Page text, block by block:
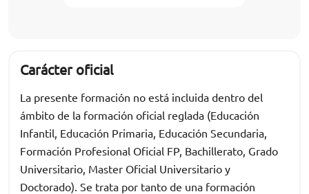
Carácter oficial
La presente formación no está incluida dentro del
ámbito de la formación oficial reglada (Educación
Infantil, Educación Primaria, Educación Secundaria,
Formación Profesional Oficial FP, Bachillerato, Grado
Universitario, Master Oficial Universitario y
Doctorado). Se trata por tanto de una formación